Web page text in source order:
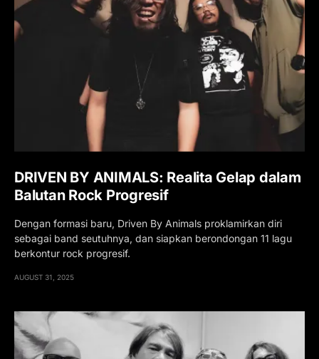
DRIVEN BY ANIMALS: Realita Gelap dalam
Balutan Rock Progresif
Dengan formasi baru, Driven By Animals proklamirkan diri
sebagai band seutuhnya, dan siapkan berondongan 11 lagu
berkontur rock progresif.
AUGUST 31, 2025